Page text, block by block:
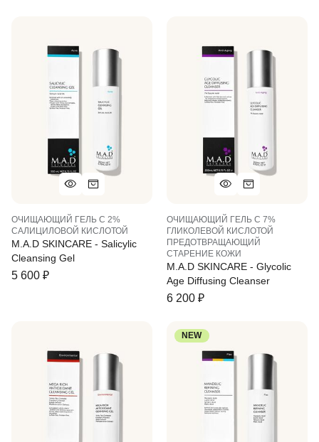
ОЧИЩАЮЩИЙ ГЕЛЬ С 2%
САЛИЦИЛОВОЙ КИСЛОТОЙ
M.A.D SKINCARE - Salicylic
Cleansing Gel
5 600 ₽
ОЧИЩАЮЩИЙ ГЕЛЬ С 7%
ГЛИКОЛЕВОЙ КИСЛОТОЙ
ПРЕДОТВРАЩАЮЩИЙ
СТАРЕНИЕ КОЖИ
M.A.D SKINCARE - Glycolic
Age Diffusing Cleanser
6 200 ₽
NEW